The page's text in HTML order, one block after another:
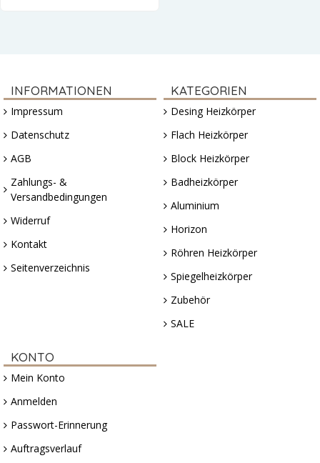
INFORMATIONEN
Impressum
Datenschutz
AGB
Zahlungs- &
Versandbedingungen
Widerruf
Kontakt
Seitenverzeichnis
KATEGORIEN
Desing Heizkörper
Flach Heizkörper
Block Heizkörper
Badheizkörper
Aluminium
Horizon
Röhren Heizkörper
Spiegelheizkörper
Zubehör
SALE
KONTO
Mein Konto
Anmelden
Passwort-Erinnerung
Auftragsverlauf